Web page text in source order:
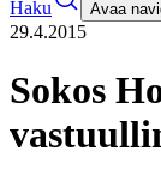
Haku
Avaa
29.4.2015
Sokos